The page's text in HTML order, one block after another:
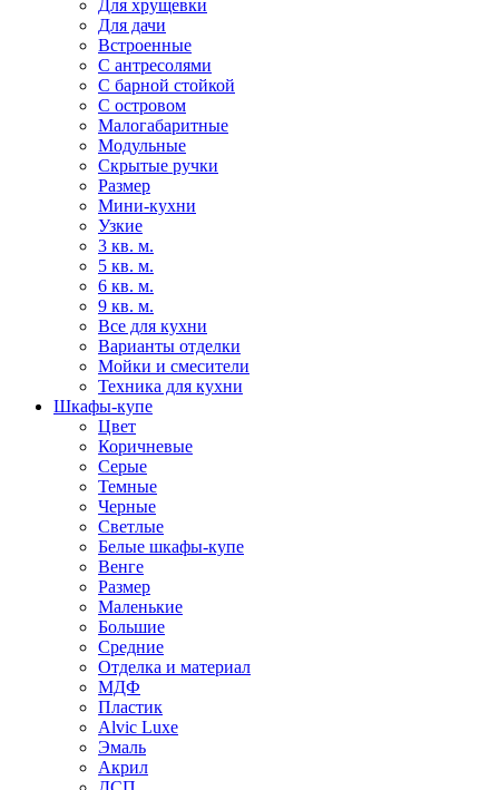
Для хрущевки
Для дачи
Встроенные
С антресолями
С барной стойкой
С островом
Малогабаритные
Модульные
Скрытые ручки
Размер
Мини-кухни
Узкие
3 кв. м.
5 кв. м.
6 кв. м.
9 кв. м.
Все для кухни
Варианты отделки
Мойки и смесители
Техника для кухни
Шкафы-купе
Цвет
Коричневые
Серые
Темные
Черные
Светлые
Белые шкафы-купе
Венге
Размер
Маленькие
Большие
Средние
Отделка и материал
МДФ
Пластик
Alvic Luxe
Эмаль
Акрил